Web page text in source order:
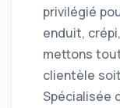
privilégié
enduit,
mettons
clientèle
Spécialisée